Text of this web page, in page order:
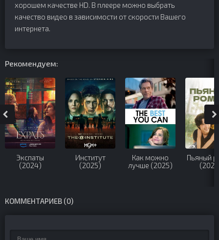
хорошем качестве HD. В плеере можно выбрать
качество видео в зависимости от скорости Вашего
интернета.
Рекомендуем:
Экспаты
(2024)
Институт
(2025)
Как можно
лучше (2025)
Пьяный
КОММЕНТАРИЕВ (0)